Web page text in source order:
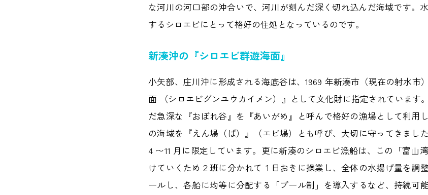
な河川の河口部の沖合いで、河川が刻んだ深く切れ込んだ海域です。
するシロエビにとって格好の住処となっているのです。
新湊沖の『シロエビ群遊海面』
小矢部、庄川沖に形成される海底谷は、1969 年新湊市（現在の射水市
面 （シロエビグンユウカイメン）』として文化財に指定されています
だ急深な『おぼれ谷』を『あいがめ』と呼んで格好の漁場として利用
の海域を『えん場（ば）』（エビ場）とも呼び、大切に守ってきまし
4 〜11 月に限定しています。更に新湊のシロエビ漁船は、この「富山
けていくため２班に分かれて１日おきに操業し、全体の水揚げ量を調
ールし、各船に均等に分配する「プール制」を導入するなど、持続可